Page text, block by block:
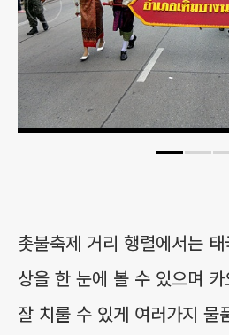
촛불축제 거리 행렬에서는
상을 한 눈에 볼 수 있으며
잘 치룰 수 있게 여러가지 물